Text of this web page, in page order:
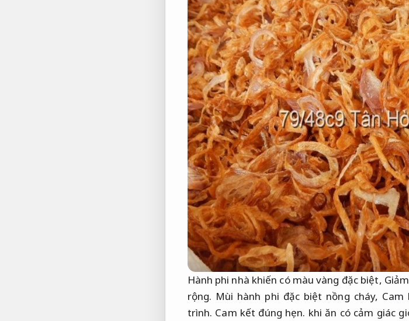
Hành phi nhà khiến có màu vàng đặc biệt,
rộng. Mùi hành phi đặc biệt nồng cháy, Cam
trình. Cam kết đúng hẹn. khi ăn có cảm giác